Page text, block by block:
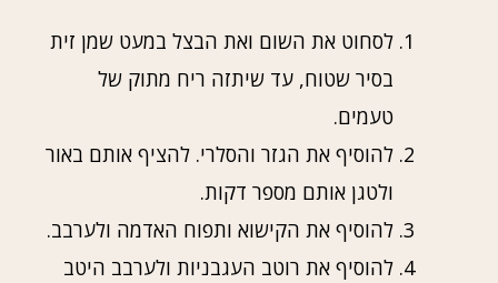
לסחוט את השום ואת הבצל במעט שמן זית
בסיר שטוח, עד שיתזה ריח מתוק של
טעמים.
להוסיף את הגזר והסלרי. להציף אותם באור
ולטגן אותם מספר דקות.
להוסיף את הקישוא ותפוח האדמה ולערבב.
להוסיף את רוטב העגבניות ולערבב היטב